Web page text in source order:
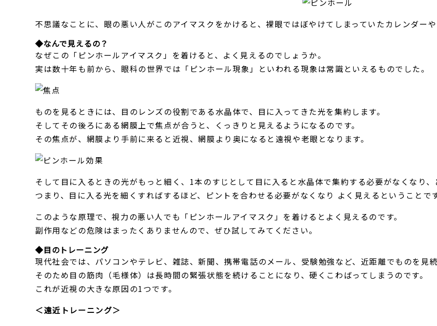
不思議なことに、眼の悪い人がこのアイマスクをかけると、裸眼ではぼやけてしまっていたカレンダー
◆なんで見えるの？
なぜこの「ピンホールアイマスク」を着けると、よく見えるのでしょうか。
実は数十年も前から、眼科の世界では「ピンホール現象」といわれる現象は常識といえるものでした。
ものを見るときには、目のレンズの役割である水晶体で、目に入ってきた光を集約します。
そしてその後ろにある網膜上で焦点が合うと、くっきりと見えるようになるのです。
その焦点が、網膜より手前に来ると近視、網膜より奥になると遠視や老眼となります。
そして目に入るときの光がもっと細く、1本のすじとして目に入ると水晶体で集約する必要がなくなり
つまり、目に入る光を細くすればするほど、ピントを合わせる必要がなくなり よく見えるということで
このような原理で、視力の悪い人でも「ピンホールアイマスク」を着けるとよく見えるのです。
副作用などの危険はまったくありませんので、ぜひ試してみてください。
◆目のトレーニング
現代社会では、パソコンやテレビ、雑誌、新聞、携帯電話のメール、受験勉強など、近距離でものを見
そのため目の筋肉（毛様体）は長時間の緊張状態を続けることになり、硬くこわばってしまうのです。
これが近視の大きな原因の1つです。
＜遠近トレーニング＞